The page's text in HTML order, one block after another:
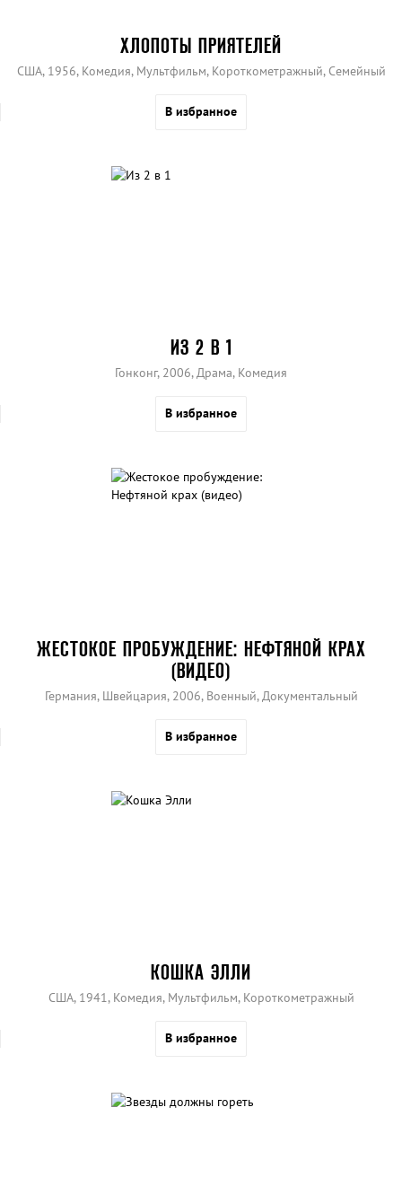
ХЛОПОТЫ ПРИЯТЕЛЕЙ
США, 1956, Комедия, Мультфильм, Короткометражный, Семейный
В избранное
ИЗ 2 В 1
Гонконг, 2006, Драма, Комедия
В избранное
ЖЕСТОКОЕ ПРОБУЖДЕНИЕ: НЕФТЯНОЙ КРАХ
(ВИДЕО)
Германия, Швейцария, 2006, Военный, Документальный
В избранное
КОШКА ЭЛЛИ
США, 1941, Комедия, Мультфильм, Короткометражный
В избранное